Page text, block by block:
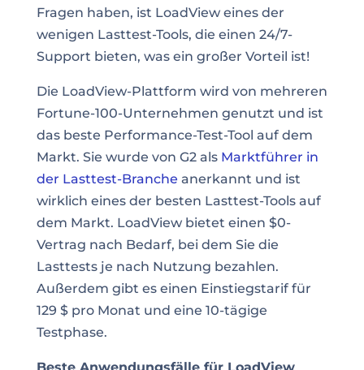
Fragen haben, ist LoadView eines der
wenigen Lasttest-Tools, die einen 24/7-
Support bieten, was ein großer Vorteil ist!
Die LoadView-Plattform wird von mehreren
Fortune-100-Unternehmen genutzt und ist
das beste Performance-Test-Tool auf dem
Markt. Sie wurde von G2 als Marktführer in
der Lasttest-Branche anerkannt und ist
wirklich eines der besten Lasttest-Tools auf
dem Markt. LoadView bietet einen $0-
Vertrag nach Bedarf, bei dem Sie die
Lasttests je nach Nutzung bezahlen.
Außerdem gibt es einen Einstiegstarif für
129 $ pro Monat und eine 10-tägige
Testphase.